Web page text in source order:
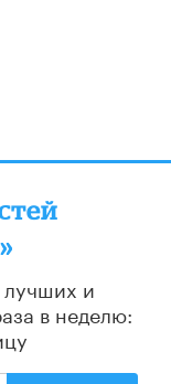
и
в неделю: